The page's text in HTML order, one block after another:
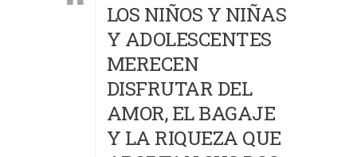
LOS NIÑOS Y NIÑAS
Y ADOLESCENTES
MERECEN
DISFRUTAR DEL
AMOR, EL BAGAJE
Y LA RIQUEZA QUE